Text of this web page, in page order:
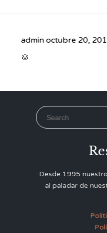
admin octubre 20,

Search for:
Desde 1995
al paladar de